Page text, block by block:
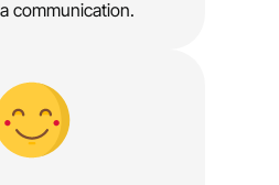
communication.